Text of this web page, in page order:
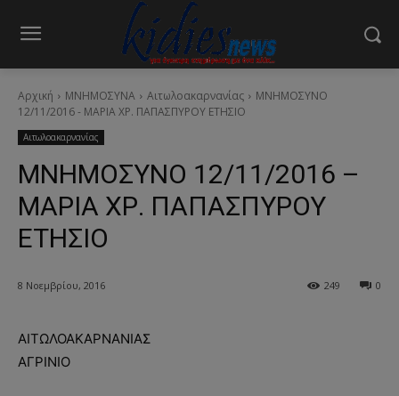
Αρχική ΜΝΗΜΟΣΥΝΑ Αιτωλοακαρνανίας
ΜΝΗΜΟΣΥΝΟ
12/11/2016 - ΜΑΡΙΑ ΧΡ. ΠΑΠΑΣΠΥΡΟΥ ΕΤΗΣΙΟ
Αιτωλοακαρνανίας
ΜΝΗΜΟΣΥΝΟ 12/11/2016 –
ΜΑΡΙΑ ΧΡ. ΠΑΠΑΣΠΥΡΟΥ
ΕΤΗΣΙΟ
8 Νοεμβρίου, 2016 0
249
ΑΙΤΩΛΟΑΚΑΡΝΑΝΙΑΣ
ΑΓΡΙΝΙΟ